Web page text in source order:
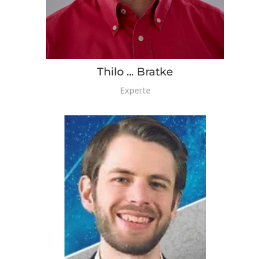
Thilo ... Bratke
Experte